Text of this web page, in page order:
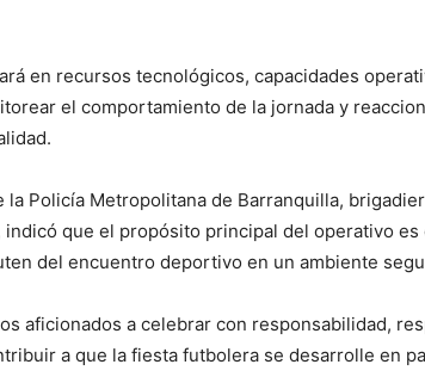
en recursos tecnológicos, capacidades
el comportamiento de la jornada y
la Policía Metropolitana de Barranquilla,
indicó que el propósito principal del operativo
del encuentro deportivo en un ambiente
aficionados a celebrar con responsabilidad,
a que la fiesta futbolera se desarrolle en